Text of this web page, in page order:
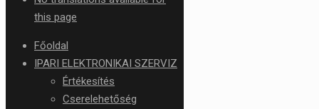
this page
Főoldal
IPARI ELEKTRONIKAI SZERVIZ
Értékesítés
Cserelehetőség